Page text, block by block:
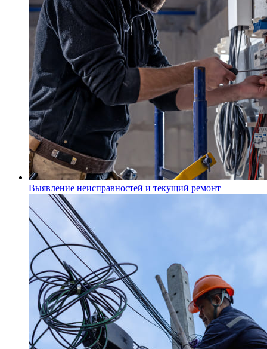
Выявление неисправностей и текущий ремонт